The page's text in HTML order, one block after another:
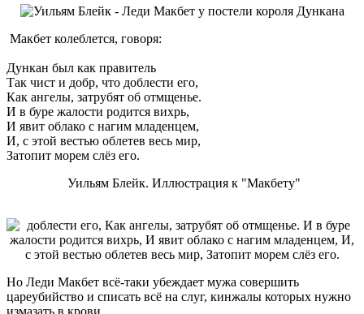
Макбет колеблется, говоря:
Дункан был как правитель
Так чист и добр, что доблести его,
Как ангелы, затрубят об отмщенье.
И в буре жалости родится вихрь,
И явит облако с нагим младенцем,
И, с этой вестью облетев весь мир,
Затопит морем слёз его.
Уильям Блейк. Иллюстрация к "Макбету"
Но Леди Макбет всё-таки убеждает мужа совершить
цареубийство и списать всё на слуг, кинжалы которых нужно
измазать в крови.